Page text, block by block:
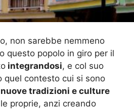
non sarebbe nemmeno
questo popolo in giro per il
integrandosi, e col suo
quel contesto cui si sono
nuove tradizioni e culture
proprie, anzi creando